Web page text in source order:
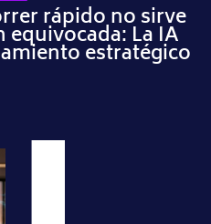
rápido no sirve
equivocada: La IA
estratégico